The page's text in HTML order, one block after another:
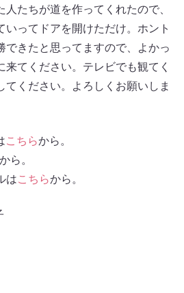
たちが道を作ってくれたので、
いってドアを開けただけ。ホント
できたと思ってますので、よかっ
来てください。テレビでも観てく
てください。よろしくお願いしま
こちらから。
から。
はこちらから。